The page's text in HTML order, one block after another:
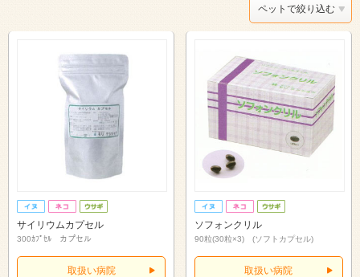
ペットで絞り込む
サイリウムカプセル
300ｶﾌﾟｾﾙ カプセル
取扱い病院
ソフォンクリル
90粒(30粒×3) (ソフトカプセル)
取扱い病院